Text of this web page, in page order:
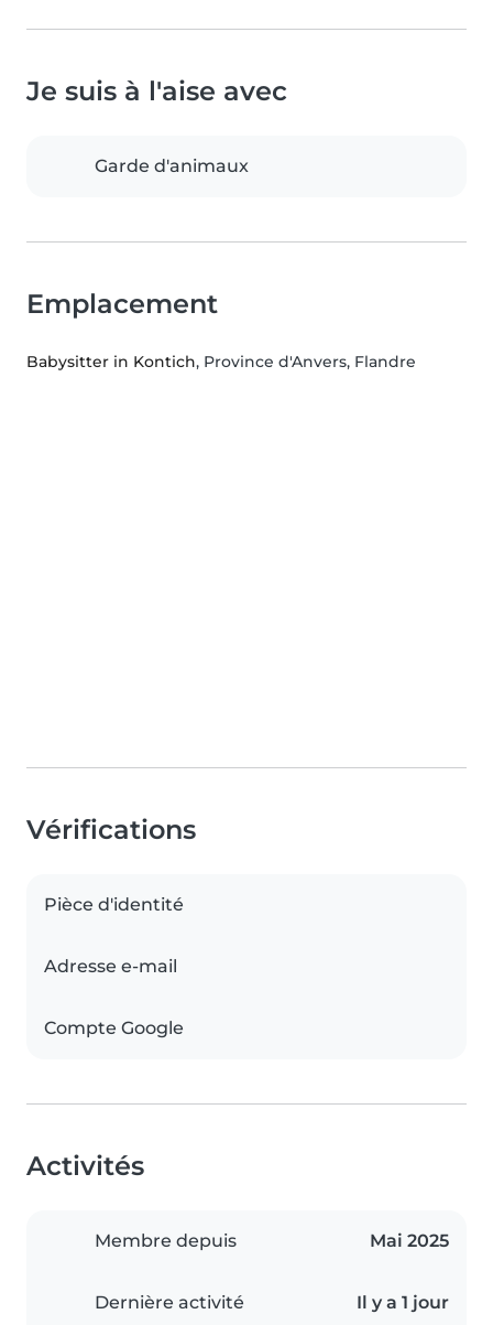
Je suis à l'aise avec
Garde d'animaux
Emplacement
Babysitter in Kontich, Province d'Anvers, Flandre
Vérifications
Pièce d'identité
Adresse e-mail
Compte Google
Activités
Membre depuis Mai 2025
Dernière activité Il y a 1 jour